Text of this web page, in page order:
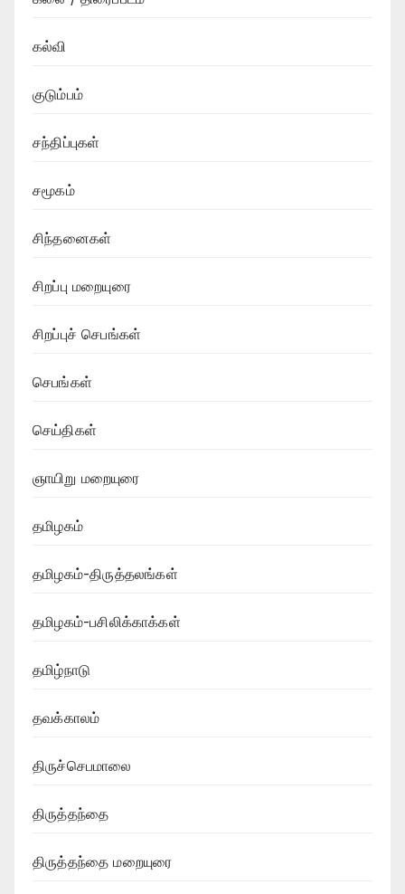
கல்வி
குடும்பம்
சந்திப்புகள்
சமூகம்
சிந்தனைகள்
சிறப்பு மறையுரை
சிறப்புச் செபங்கள்
செபங்கள்
செய்திகள்
ஞாயிறு மறையுரை
தமிழகம்
தமிழகம்-திருத்தலங்கள்
தமிழகம்-பசிலிக்காக்கள்
தமிழ்நாடு
தவக்காலம்
திருச்செபமாலை
திருத்தந்தை
திருத்தந்தை மறையுரை